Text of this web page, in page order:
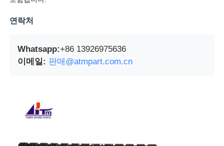
포스 기계
ATM 예비 부품
동전 재활용기
연락처
Whatsapp:+86 13926975636
이메일: 판매@atmpart.com.cn